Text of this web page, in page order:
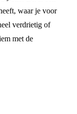
waar je voor
verdrietig of
met de